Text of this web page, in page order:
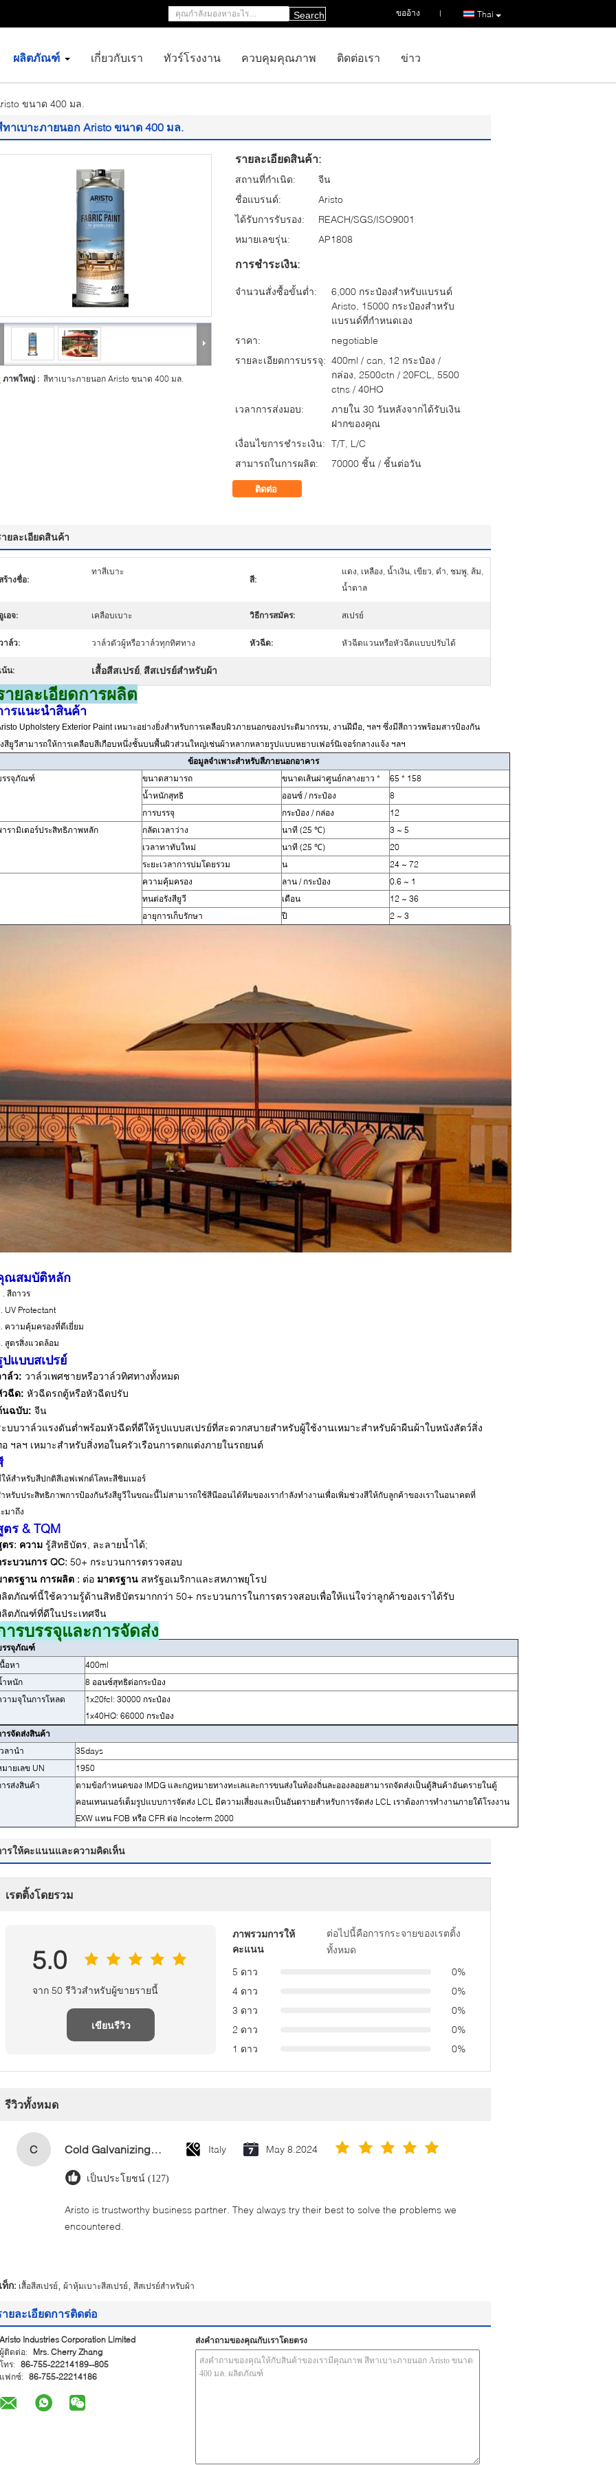
Thai
ขออ้าง |
Search
ผลิตภัณฑ์ เกี่ยวกับเรา ทัวร์โรงงาน ควบคุมคุณภาพ ติดต่อเรา ข่าว
ขนาด 400 มล.
ทาเบาะภายนอก Aristo ขนาด 400 มล.
ภาพใหญ่ : สีทาเบาะภายนอก Aristo ขนาด 400 มล.
รายละเอียดสินค้า:
สถานที่กำเนิด:
จีน
ชื่อแบรนด์:
Aristo
ได้รับการรับรอง:
REACH/SGS/ISO9001
หมายเลขรุ่น:
AP1808
การชำระเงิน:
จำนวนสั่งซื้อขั้นต่ำ:
6,000 กระป๋องสำหรับแบรนด์
Aristo, 15000 กระป๋องสำหรับ
แบรนด์ที่กำหนดเอง
ราคา:
negotiable
รายละเอียดการบรรจุ: 400ml / can, 12 กระป๋อง /
กล่อง, 2500ctn / 20FCL, 5500
ctns / 40HQ
เวลาการส่งมอบ:
ภายใน 30 วันหลังจากได้รับเงิน
ฝากของคุณ
เงื่อนไขการชำระเงิน: T/T, L/C
สามารถในการผลิต:
70000 ชิ้น / ชิ้นต่อวัน
ติดต่อ
ยละเอียดสินค้า
ร้างชื่อ:
ทาสีเบาะ
สี:
แดง, เหลือง, น้ำเงิน, เขียว, ดำ, ชมพู, ส้ม,
น้ำตาล
เอจ: เคลือบเบาะ วิธีการสมัคร: สเปรย์
าล์ว: วาล์วตัวผู้หรือวาล์วทุกทิศทาง หัวฉีด: หัวฉีดแวนหรือหัวฉีดแบบปรับได้
น้น: เสื้อสีสเปรย์, สีสเปรย์สำหรับผ้า
ายละเอียดการผลิต
ารแนะนำสินค้า
Upholstery Exterior Paint เหมาะอย่างยิ่งสำหรับการเคลือบผิวภายนอกของประติมากรรม, งานฝีมือ, ฯลฯ ซึ่งมีสีถาวรพร้อมสารป้องกัน
สียูวีสามารถให้การเคลือบสีเกือบหนึ่งชั้นบนพื้นผิวส่วนใหญ่เช่นผ้าหลากหลายรูปแบบหยาบเฟอร์นิเจอร์กลางแจ้ง ฯลฯ
ข้อมูลจำเพาะสำหรับสีภายนอกอาคาร
รรจุภัณฑ์
ขนาดสามารถ ขนาดเส้นผ่าศูนย์กลางยาว *
65 * 158
น้ำหนักสุทธิ
ออนซ์ / กระป๋อง
8
การบรรจุ
กระป๋อง / กล่อง
12
รามิเตอร์ประสิทธิภาพหลัก
กลัดเวลาว่าง นาที (25 ℃)
3 ~ 5
เวลาทาทับใหม่
นาที (25 ℃)
20
ระยะเวลาการบ่มโดยรวม
น
24 ~ 72
ความคุ้มครอง
ลาน / กระป๋อง
0.6 ~ 1
ทนต่อรังสียูวี
เดือน
12 ~ 36
อายุการเก็บรักษา
ปี 2 ~ 3
ณสมบัติหลัก
. สีถาวร
UV Protectant
ความคุ้มครองที่ดีเยี่ยม
สูตรสิ่งแวดล้อม
ปแบบสเปรย์
ล์ว: วาล์วเพศชายหรือวาล์วทิศทางทั้งหมด
วฉีด: หัวฉีดรถตู้หรือหัวฉีดปรับ
นฉบับ: จีน
ะบบวาล์วแรงดันต่ำพร้อมหัวฉีดที่ดีให้รูปแบบสเปรย์ที่สะดวกสบายสำหรับผู้ใช้งานเหมาะสำหรับผ้าผืนผ้าใบหนังสัตว์สิ่ง
ฯลฯ เหมาะสำหรับสิ่งทอในครัวเรือนการตกแต่งภายในรถยนต์
ห้สำหรับสีปกติสีเอฟเฟกต์โลหะสีชิมเมอร์
หรับประสิทธิภาพการป้องกันรังสียูวีในขณะนี้ไม่สามารถใช้สีนีออนได้ทีมของเรากำลังทำงานเพื่อเพิ่มช่วงสีให้กับลูกค้าของเราในอนาคตที่
มาถึง
ตร & TQM
ร: ความ รู้สิทธิบัตร, ละลายน้ำได้;
ะบวนการ QC: 50+ กระบวนการตรวจสอบ
ตรฐาน การผลิต : ต่อ มาตรฐาน สหรัฐอเมริกาและสหภาพยุโรป
ตภัณฑ์นี้ใช้ความรู้ด้านสิทธิบัตรมากกว่า 50+ กระบวนการในการตรวจสอบเพื่อให้แน่ใจว่าลูกค้าของเราได้รับ
ลิตภัณฑ์ที่ดีในประเทศจีน
ารบรรจุและการจัดส่ง
รรจุภัณฑ์
อหา
400ml
ำหนัก
8 ออนซ์สุทธิต่อกระป๋อง
ามจุในการโหลด
1x20fcl: 30000 กระป๋อง
1x40HQ: 66000 กระป๋อง
รจัดส่งสินค้า
ลานำ
35days
ายเลข UN
1950
รส่งสินค้า
ตามข้อกำหนดของ IMDG และกฎหมายทางทะเลและการขนส่งในท้องถิ่นละอองลอยสามารถจัดส่งเป็นตู้สินค้าอันตรายในตู้
คอนเทนเนอร์เต็มรูปแบบการจัดส่ง LCL มีความเสี่ยงและเป็นอันตรายสำหรับการจัดส่ง LCL เราต้องการทำงานภายใต้โรงงาน
EXW แทน FOB หรือ CFR ต่อ Incoterm 2000
รให้คะแนนและความคิดเห็น
เรตติ้งโดยรวม
5.0
จาก 50 รีวิวสำหรับผู้ขายรายนี้
เขียนรีวิว
ภาพรวมการให้
คะแนน
ต่อไปนี้คือการกระจายของเรตติ้ง
ทั้งหมด
5 ดาว
0%
4 ดาว
0%
3 ดาว
0%
2 ดาว
0%
1 ดาว
0%
รีวิวทั้งหมด
C Cold Galvanizing Zinc Spray Paint 400ml Italy May 8.2024
เป็นประโยชน์ (127)
Aristo is trustworthy business partner. They always try their best to solve the problems we
encountered.
ก: เสื้อสีสเปรย์ ผ้าหุ้มเบาะสีสเปรย์ สีสเปรย์สำหรับผ้า
ายละเอียดการติดต่อ
Aristo Industries Corporation Limited
ผู้ติดต่อ:
Mrs. Cherry Zhang
โทร: 86-755-22214189--805
แฟกซ์: 86-755-22214186
ส่งคำถามของคุณกับเราโดยตรง